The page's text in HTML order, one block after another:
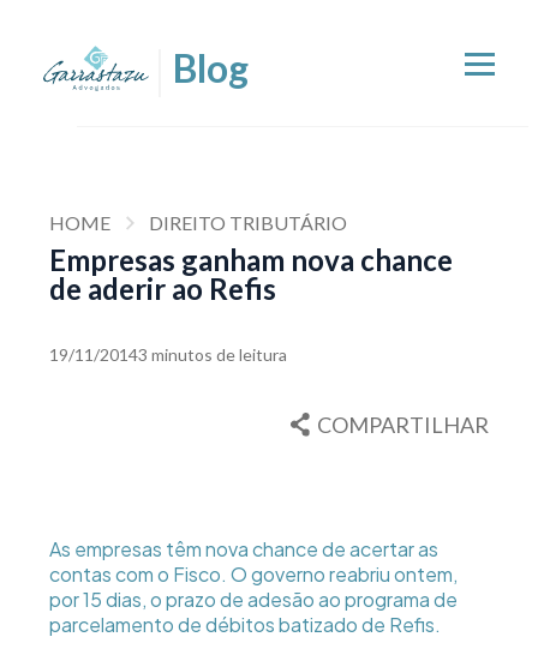
HOME DIREITO TRIBUTÁRIO
Empresas ganham nova chance
de aderir ao Refis
19/11/20143 minutos de leitura
COMPARTILHAR
As empresas têm nova chance de acertar as
contas com o Fisco. O governo reabriu ontem,
por 15 dias, o prazo de adesão ao programa de
parcelamento de débitos batizado de Refis.